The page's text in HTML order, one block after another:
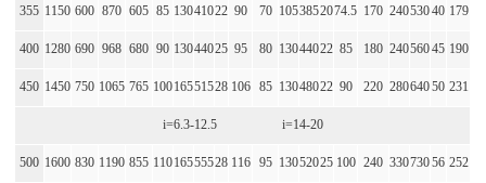
355 1150 600 870 605 85 13041022 90 70 1053852074.5 170 24053040 179
400 1280 690 968 680 90 13044025 95 80 13044022 85 180 24056045 190
450 1450 750 1065 765 10016551528 106 85 13048022 90 220 28064050 231
i=6.3-12.5 i=14-20
500 1600 830 1190 855 11016555528 116 95 13052025 100 240 33073056 252